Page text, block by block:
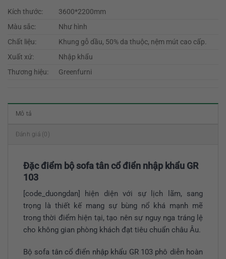
Kích thước:
3600*2200mm
Màu sắc:
Như hình
Chất liệu:
Khung gỗ dầu, 50% da thuộc, nệm mút cao cấp.
Xuất xứ:
Nhập khẩu
Thương hiệu:
Greenfurni
Mô tả
Đánh giá (0)
Đặc điểm bộ sofa tân cổ điển nhập khẩu GR
103
[code_duongdan] hiện diện với sự lịch lãm, sang
trọng là thiết kế mang sự bùng nổ khá mạnh mẽ
trong thời điểm hiện tại, tạo nên sự nguy nga tráng lệ
cho không gian phòng khách đạt tiêu chuẩn châu Âu.
Bộ sofa tân cổ điển nhập khẩu GR 103 phô diễn hoàn